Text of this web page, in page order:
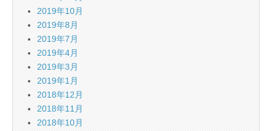
2019年10月
2019年8月
2019年7月
2019年4月
2019年3月
2019年1月
2018年12月
2018年11月
2018年10月